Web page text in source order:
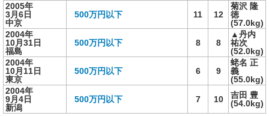
2005年
3月6日
中京
500万円以下 11 12
菊沢 隆
徳
(57.0kg)
2004年
10月31日
福島
500万円以下 8 8
▲丹内
祐次
(52.0kg)
2004年
10月11日
東京
500万円以下 6 9
蛯名 正
義
(55.0kg)
2004年
9月4日
新潟
500万円以下 7 10
吉田 豊
(54.0kg)